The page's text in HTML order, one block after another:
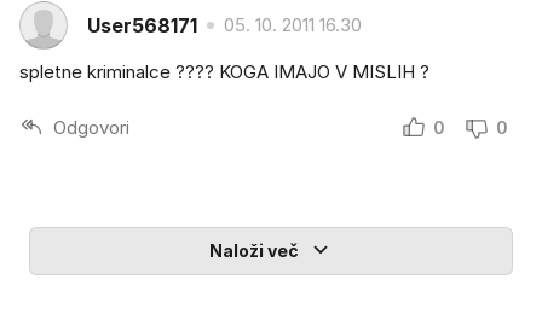
User568171 05. 10. 2011 16.30
spletne kriminalce ???? KOGA IMAJO V MISLIH ?
Odgovori 0 0
Naloži več